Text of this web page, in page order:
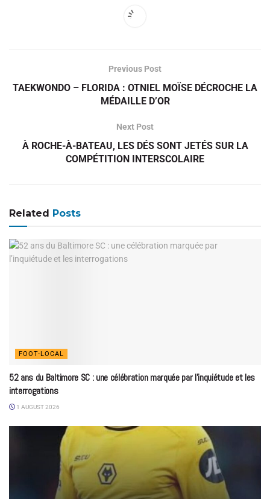
Previous Post
TAEKWONDO – FLORIDA : OTNIEL MOÏSE DÉCROCHE LA
MÉDAILLE D’OR
Next Post
À ROCHE-À-BATEAU, LES DÉS SONT JETÉS SUR LA
COMPÉTITION INTERSCOLAIRE
Related Posts
FOOT-LOCAL
52 ans du Baltimore SC : une célébration marquée par l’inquiétude et les
interrogations
1 AUGUST 2026